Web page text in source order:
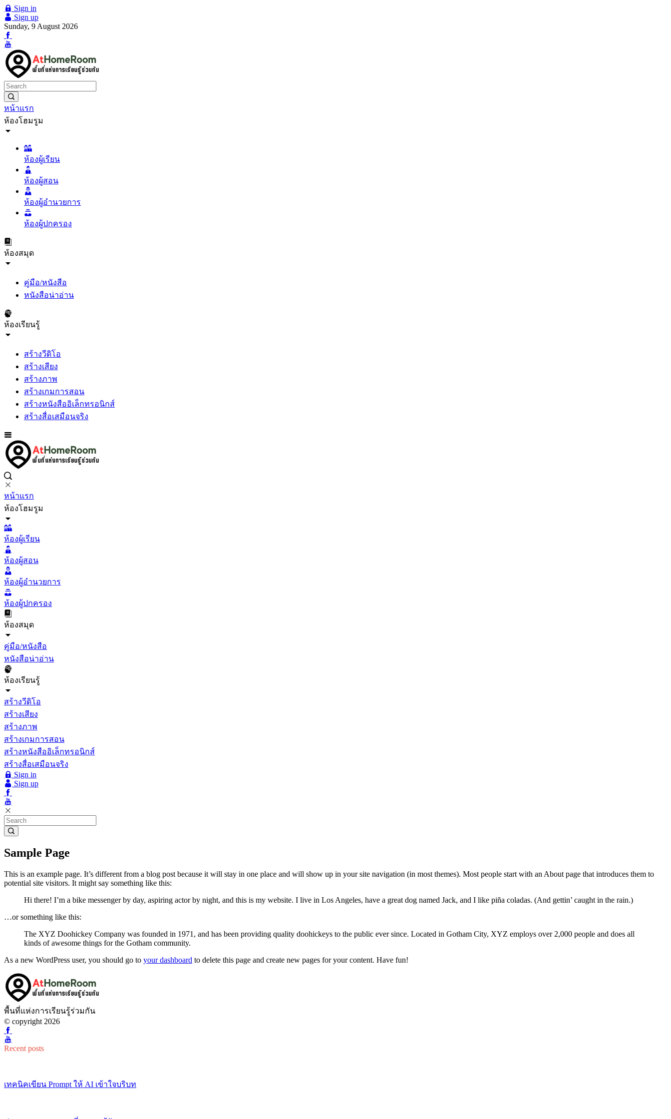
Sign in
Sign up
Sunday, 9 August 2026
หน้าแรก
ห้องโฮมรูม
ห้องผู้เรียน
ห้องผู้สอน
ห้องผู้อำนวยการ
ห้องผู้ปกครอง
ห้องสมุด
คู่มือ/หนังสือ
หนังสือน่าอ่าน
ห้องเรียนรู้
สร้างวีดิโอ
สร้างเสียง
สร้างภาพ
สร้างเกมการสอน
สร้างหนังสืออิเล็กทรอนิกส์
สร้างสื่อเสมือนจริง
หน้าแรก
ห้องโฮมรูม
ห้องผู้เรียน
ห้องผู้สอน
ห้องผู้อำนวยการ
ห้องผู้ปกครอง
ห้องสมุด
คู่มือ/หนังสือ
หนังสือน่าอ่าน
ห้องเรียนรู้
สร้างวีดิโอ
สร้างเสียง
สร้างภาพ
สร้างเกมการสอน
สร้างหนังสืออิเล็กทรอนิกส์
สร้างสื่อเสมือนจริง
Sign in
Sign up
Sample Page
This is an example page. It’s different from a blog post because it will stay in one place and will show up in your site navigation (in most themes). Most people start with an About page that introduces them to
potential site visitors. It might say something like this:
Hi there! I’m a bike messenger by day, aspiring actor by night, and this is my website. I live in Los Angeles, have a great dog named Jack, and I like piña coladas. (And gettin’ caught in the rain.)
…or something like this:
The XYZ Doohickey Company was founded in 1971, and has been providing quality doohickeys to the public ever since. Located in Gotham City, XYZ employs over 2,000 people and does all
kinds of awesome things for the Gotham community.
As a new WordPress user, you should go to your dashboard to delete this page and create new pages for your content. Have fun!
พื้นที่แห่งการเรียนรู้ร่วมกัน
© copyright 2026
Recent posts
เทคนิคเขียน Prompt ให้ AI เข้าใจบริบท